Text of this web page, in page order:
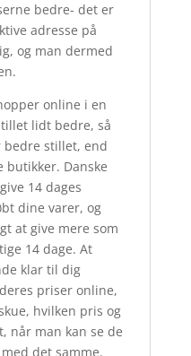
bedre- det er
adresse på
og man dermed
online i en
lidt bedre, så
bedre stillet, end
butikker. Danske
14 dages
dine varer, og
at give mere som
14 dage. At
klar til dig
priser online,
hvilken pris og
når man kan se de
det samme.